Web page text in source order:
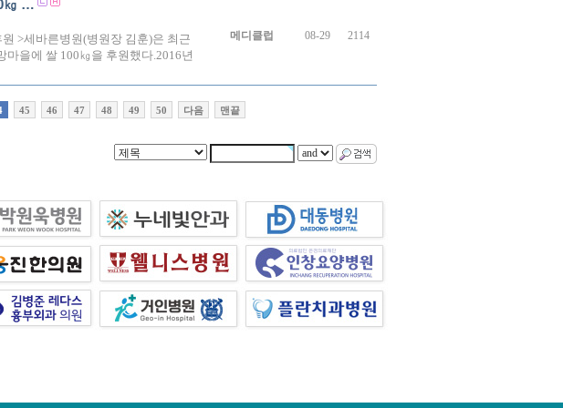
㎏ …
>세바른병원(병원장 김훈)은 최근
을에 쌀 100㎏을 후원했다.2016년
메디클럽 08-29 2114
45 46 47 48 49 50 다음 맨끝